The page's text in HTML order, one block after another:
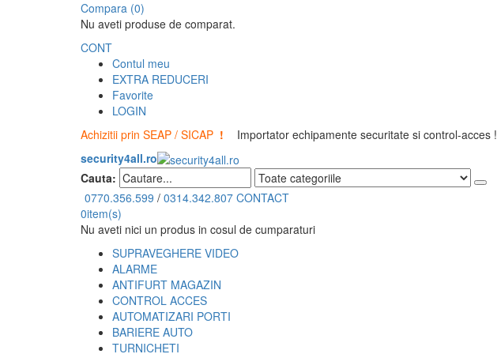
Compara (0)
Nu aveti produse de comparat.
CONT
Contul meu
EXTRA REDUCERI
Favorite
LOGIN
Achizitii prin SEAP / SICAP !
Importator echipamente securitate si control-acces !
security4all.ro
Cauta:
0770.356.599 / 0314.342.807 CONTACT
0item(s)
Nu aveti nici un produs in cosul de cumparaturi
SUPRAVEGHERE VIDEO
ALARME
ANTIFURT MAGAZIN
CONTROL ACCES
AUTOMATIZARI PORTI
BARIERE AUTO
TURNICHETI